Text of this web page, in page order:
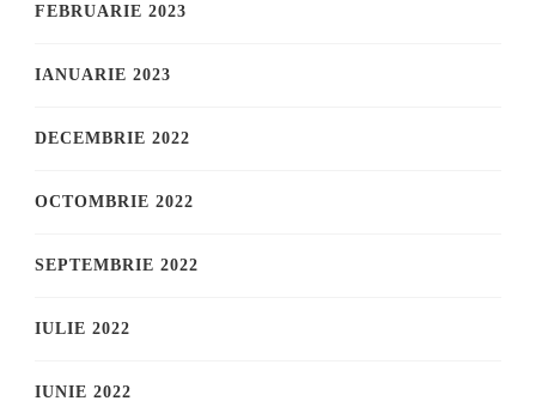
FEBRUARIE 2023
IANUARIE 2023
DECEMBRIE 2022
OCTOMBRIE 2022
SEPTEMBRIE 2022
IULIE 2022
IUNIE 2022